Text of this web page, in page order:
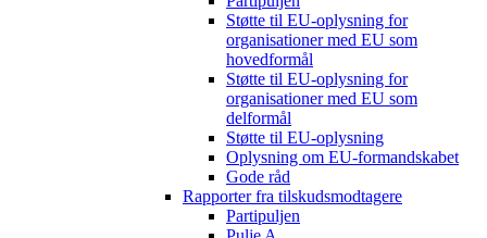
Støtte til EU-oplysning for
organisationer med EU som
hovedformål
Støtte til EU-oplysning for
organisationer med EU som
delformål
Støtte til EU-oplysning
Oplysning om EU-formandskabet
Gode råd
Rapporter fra tilskudsmodtagere
Partipuljen